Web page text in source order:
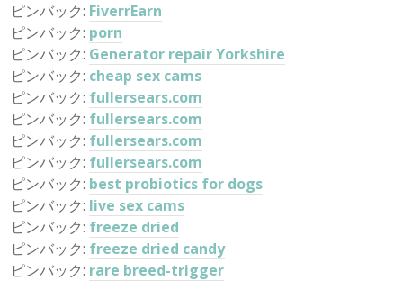
ピンバック: FiverrEarn
ピンバック: porn
ピンバック: Generator repair Yorkshire
ピンバック: cheap sex cams
ピンバック: fullersears.com
ピンバック: fullersears.com
ピンバック: fullersears.com
ピンバック: fullersears.com
ピンバック: best probiotics for dogs
ピンバック: live sex cams
ピンバック: freeze dried
ピンバック: freeze dried candy
ピンバック: rare breed-trigger